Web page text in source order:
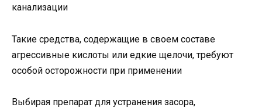
канализации
Такие средства, содержащие в своем составе
агрессивные кислоты или едкие щелочи, требуют
особой осторожности при применении
Выбирая препарат для устранения засора,